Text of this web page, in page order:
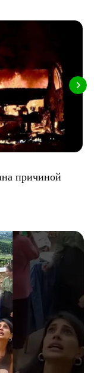
причиной